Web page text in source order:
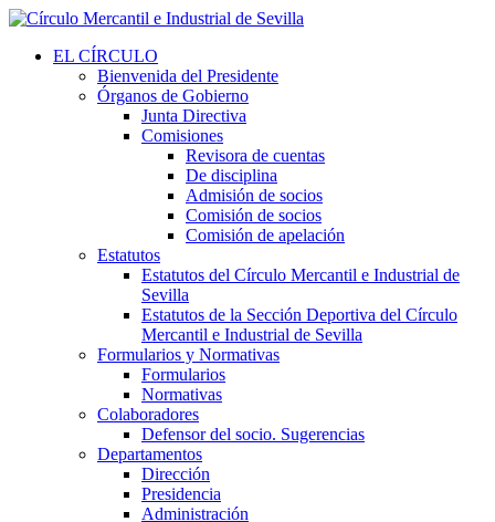
EL CÍRCULO
Bienvenida del Presidente
Órganos de Gobierno
Junta Directiva
Comisiones
Revisora de cuentas
De disciplina
Admisión de socios
Comisión de socios
Comisión de apelación
Estatutos
Estatutos del Círculo Mercantil e Industrial de
Sevilla
Estatutos de la Sección Deportiva del Círculo
Mercantil e Industrial de Sevilla
Formularios y Normativas
Formularios
Normativas
Colaboradores
Defensor del socio. Sugerencias
Departamentos
Dirección
Presidencia
Administración